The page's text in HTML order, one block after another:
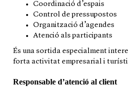
Coordinació d’espais
Control de pressupostos
Organització d’agendes
Atenció als participants
És una sortida especialment
forta activitat empresarial i
Responsable d’atenció al client